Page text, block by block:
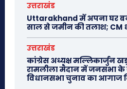
उत्तराखंड
Uttarakhand में अपना घर
साल से जमीन की तलाश; CM
उत्तराखंड
कांग्रेस अध्यक्ष मल्लिकार्जुन
रामलीला मैदान में जनसभा के
विधानसभा चुनाव का आगाज